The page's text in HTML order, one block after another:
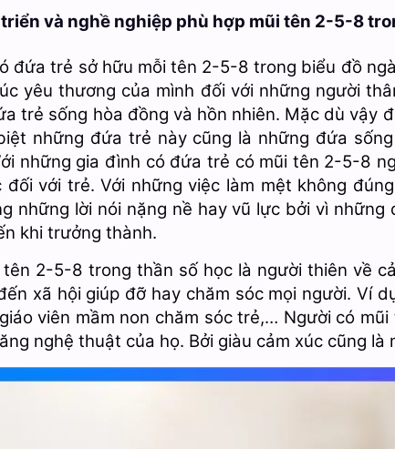
và nghề nghiệp phù hợp mũi tên 2-5-8
đứa trẻ sở hữu mỗi tên 2-5-8 trong biểu đồ
yêu thương của mình đối với những người
trẻ sống hòa đồng và hồn nhiên. Mặc dù vậy
những đứa trẻ này cũng là những đứa
những gia đình có đứa trẻ có mũi tên 2-5-8
đối với trẻ. Với những việc làm mệt không
những lời nói nặng nề hay vũ lực bởi vì
khi trưởng thành.
2-5-8 trong thần số học là người thiên về
xã hội giúp đỡ hay chăm sóc mọi người. Ví
viên mầm non chăm sóc trẻ,… Người có
nghệ thuật của họ. Bởi giàu cảm xúc cũng